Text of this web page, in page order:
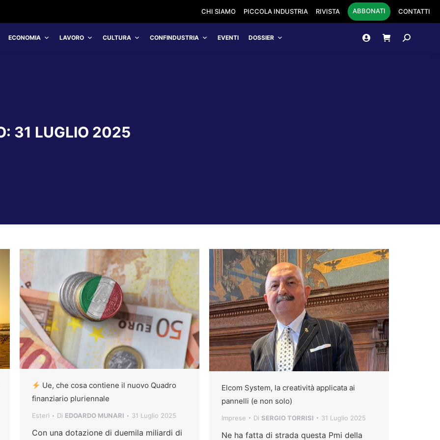
CHI SIAMO PICCOLA INDUSTRIA RIVISTA ABBONATI CONTATTI
ECONOMIA LAVORO CULTURA CONFINDUSTRIA EVENTI DOSSIER Cerca:
31 LUGLIO 2025
Ue, che cosa contiene il nuovo Quadro
finanziario pluriennale
Esteri Di EDOARDO MUNARI 31 Luglio 2025
Con una dotazione di duemila miliardi di
Elcom System, la creatività applicata ai
pannelli (e non solo)
Imprese Di SERGIO TORRISI 31 Luglio 2025
Ne ha fatta di strada questa Pmi della